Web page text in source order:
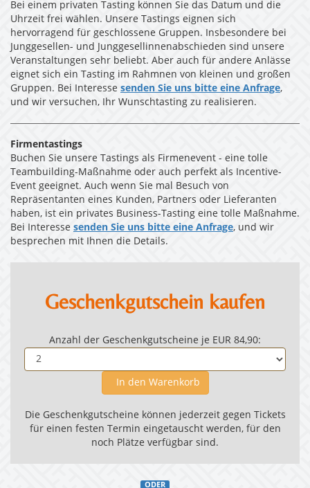
Bei einem privaten Tasting können Sie das Datum und die
Uhrzeit frei wählen. Unsere Tastings eignen sich
hervorragend für geschlossene Gruppen. Insbesondere bei
Junggesellen- und Junggesellinnenabschieden sind unsere
Veranstaltungen sehr beliebt. Aber auch für andere Anlässe
eignet sich ein Tasting im Rahmnen von kleinen und großen
Gruppen. Bei Interesse senden Sie uns bitte eine Anfrage,
und wir versuchen, Ihr Wunschtasting zu realisieren.
Firmentastings
Buchen Sie unsere Tastings als Firmenevent - eine tolle
Teambuilding-Maßnahme oder auch perfekt als Incentive-
Event geeignet. Auch wenn Sie mal Besuch von
Repräsentanten eines Kunden, Partners oder Lieferanten
haben, ist ein privates Business-Tasting eine tolle Maßnahme.
Bei Interesse senden Sie uns bitte eine Anfrage, und wir
besprechen mit Ihnen die Details.
Geschenkgutschein kaufen
Anzahl der Geschenkgutscheine je EUR 84,90:
In den Warenkorb
Die Geschenkgutscheine können jederzeit gegen Tickets
für einen festen Termin eingetauscht werden, für den
noch Plätze verfügbar sind.
ODER